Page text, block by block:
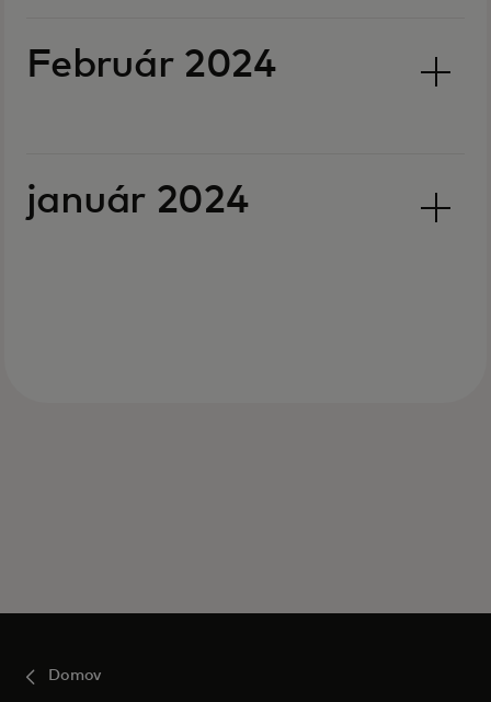
Február 2024
január 2024
Domov